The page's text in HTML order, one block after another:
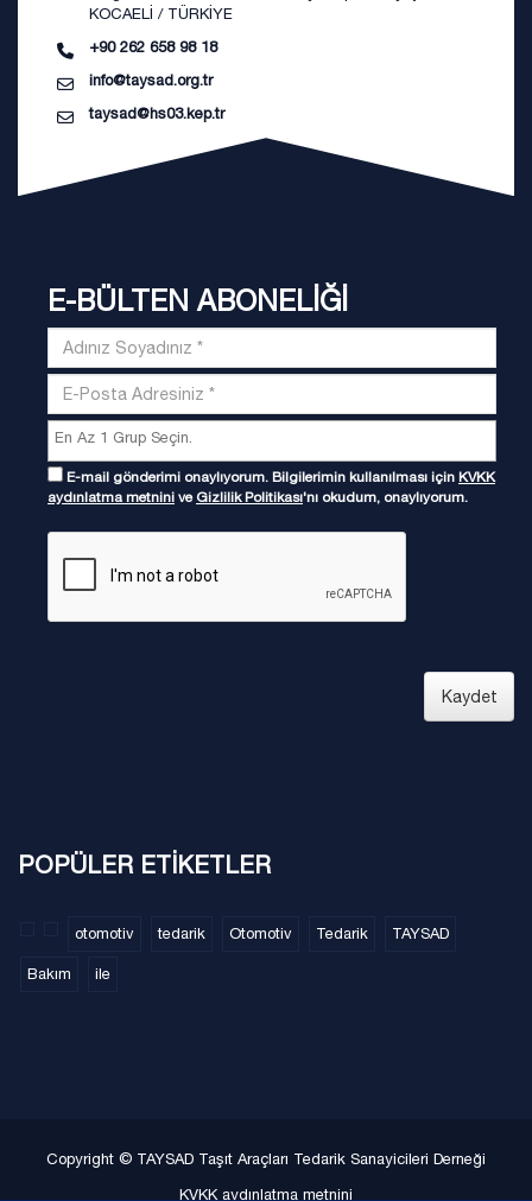
KOCAELİ / TÜRKİYE
+90 262 658 98 18
info@taysad.org.tr
taysad@hs03.kep.tr
E-BÜLTEN ABONELİĞİ
E-mail gönderimi onaylıyorum. Bilgilerimin kullanılması için KVKK
aydınlatma metnini ve Gizlilik Politikası'nı okudum, onaylıyorum.
Kaydet
POPÜLER ETİKETLER
otomotiv tedarik Otomotiv Tedarik TAYSAD
Bakım ile
Copyright © TAYSAD Taşıt Araçları Tedarik Sanayicileri Derneği
KVKK aydınlatma metnini